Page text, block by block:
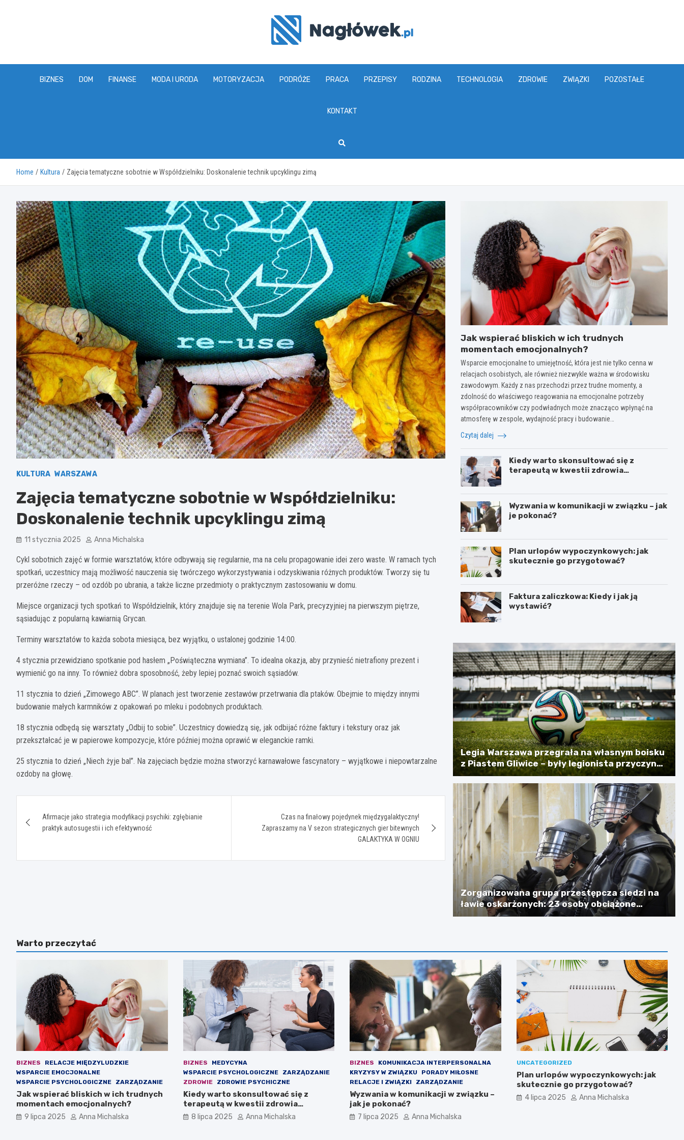
www.naglowek.pl
BIZNES DOM FINANSE MODA I URODA MOTORYZACJA PODRÓŻE PRACA PRZEPISY RODZINA TECHNOLOGIA ZDROWIE ZWIĄZKI POZOSTAŁE
KONTAKT
Home Kultura Zajęcia tematyczne sobotnie w Współdzielniku: Doskonalenie technik upcyklingu zimą
KULTURA WARSZAWA
Zajęcia tematyczne sobotnie w Współdzielniku:
Doskonalenie technik upcyklingu zimą
11 stycznia 2025 Anna Michalska
Cykl sobotnich zajęć w formie warsztatów, które odbywają się regularnie, ma na celu propagowanie idei zero waste. W ramach tych
spotkań, uczestnicy mają możliwość nauczenia się twórczego wykorzystywania i odzyskiwania różnych produktów. Tworzy się tu
przeróżne rzeczy – od ozdób po ubrania, a także liczne przedmioty o praktycznym zastosowaniu w domu.
Miejsce organizacji tych spotkań to Współdzielnik, który znajduje się na terenie Wola Park, precyzyjniej na pierwszym piętrze,
sąsiadując z popularną kawiarnią Grycan.
Terminy warsztatów to każda sobota miesiąca, bez wyjątku, o ustalonej godzinie 14:00.
4 stycznia przewidziano spotkanie pod hasłem „Poświąteczna wymiana”. To idealna okazja, aby przynieść nietrafiony prezent i
wymienić go na inny. To również dobra sposobność, żeby lepiej poznać swoich sąsiadów.
11 stycznia to dzień „Zimowego ABC”. W planach jest tworzenie zestawów przetrwania dla ptaków. Obejmie to między innymi
budowanie małych karmników z opakowań po mleku i podobnych produktach.
18 stycznia odbędą się warsztaty „Odbij to sobie”. Uczestnicy dowiedzą się, jak odbijać różne faktury i tekstury oraz jak
przekształcać je w papierowe kompozycje, które później można oprawić w eleganckie ramki.
25 stycznia to dzień „Niech żyje bal”. Na zajęciach będzie można stworzyć karnawałowe fascynatory – wyjątkowe i niepowtarzalne
ozdoby na głowę.
wpisu
Afirmacje jako strategia modyfikacji psychiki: zgłębianie
praktyk autosugestii i ich efektywność
Czas na finałowy pojedynek międzygalaktyczny!
Zapraszamy na V sezon strategicznych gier bitewnych
GALAKTYKA W OGNIU
Jak wspierać bliskich w ich trudnych
momentach emocjonalnych?
Wsparcie emocjonalne to umiejętność, która jest nie tylko cenna w
relacjach osobistych, ale również niezwykle ważna w środowisku
zawodowym. Każdy z nas przechodzi przez trudne momenty, a
zdolność do właściwego reagowania na emocjonalne potrzeby
współpracowników czy podwładnych może znacząco wpłynąć na
atmosferę w zespole, wydajność pracy i budowanie…
Czytaj dalej
Kiedy warto skonsultować się z
terapeutą w kwestii zdrowia
Wyzwania w komunikacji w związku – jak
je pokonać?
Plan urlopów wypoczynkowych: jak
skutecznie go przygotować?
Faktura zaliczkowa: Kiedy i jak ją
wystawić?
Legia Warszawa przegrała na własnym boisku
z Piastem Gliwice – były legionista przyczyną
porażki
Zorganizowana grupa przestępcza siedzi na
ławie oskarżonych: 23 osoby obciążone
zarzutami
Warto przeczytać
BIZNES
RELACJE MIĘDZYLUDZKIE
WSPARCIE EMOCJONALNE
WSPARCIE PSYCHOLOGICZNE
ZARZĄDZANIE
Jak wspierać bliskich w ich trudnych
momentach emocjonalnych?
9 lipca 2025 Anna Michalska
BIZNES
MEDYCYNA
WSPARCIE PSYCHOLOGICZNE
ZARZĄDZANIE
ZDROWIE
ZDROWIE PSYCHICZNE
Kiedy warto skonsultować się z
terapeutą w kwestii zdrowia
psychicznego?
8 lipca 2025 Anna Michalska
BIZNES
KOMUNIKACJA INTERPERSONALNA
KRYZYSY W ZWIĄZKU
PORADY MIŁOSNE
RELACJE I ZWIĄZKI
ZARZĄDZANIE
Wyzwania w komunikacji w związku –
jak je pokonać?
7 lipca 2025 Anna Michalska
UNCATEGORIZED
Plan urlopów wypoczynkowych: jak
skutecznie go przygotować?
4 lipca 2025 Anna Michalska